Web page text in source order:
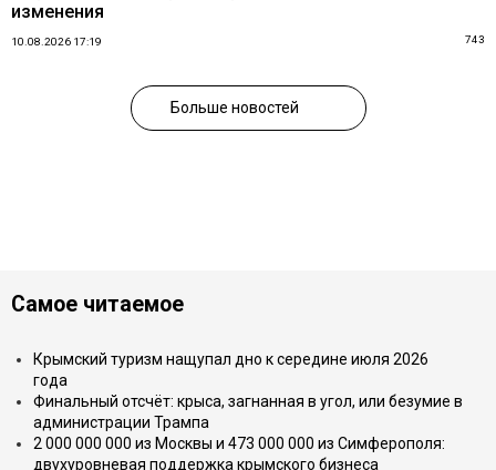
изменения
10.08.2026 17:19 743
Больше новостей
Самое читаемое
Крымский туризм нащупал дно к середине июля 2026
года
Финальный отсчёт: крыса, загнанная в угол, или безумие в
администрации Трампа
2 000 000 000 из Москвы и 473 000 000 из Симферополя:
двухуровневая поддержка крымского бизнеса